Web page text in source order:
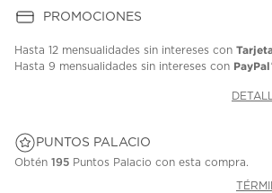
PROMOCIONES
Hasta 12 mensualidades sin intereses con
Hasta 9 mensualidades sin intereses con PayPal
PUNTOS PALACIO
Obtén 195 Puntos Palacio con esta compra.